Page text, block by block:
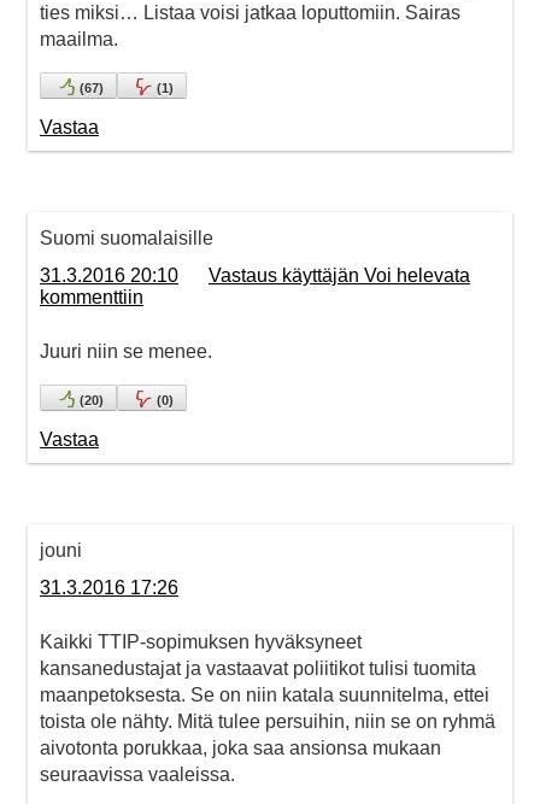
ties miksi… Listaa voisi jatkaa loputtomiin. Sairas
maailma.
(67) (1)
Vastaa
Suomi suomalaisille
31.3.2016 20:10
Vastaus käyttäjän Voi helevata
kommenttiin
Juuri niin se menee.
(20) (0)
Vastaa
jouni
31.3.2016 17:26
Kaikki TTIP-sopimuksen hyväksyneet
kansanedustajat ja vastaavat poliitikot tulisi tuomita
maanpetoksesta. Se on niin katala suunnitelma, ettei
toista ole nähty. Mitä tulee persuihin, niin se on ryhmä
aivotonta porukkaa, joka saa ansionsa mukaan
seuraavissa vaaleissa.